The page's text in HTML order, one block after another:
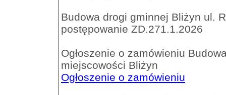
Budowa drogi gminnej Bliżyn ul.
postępowanie ZD.271.1.2026
Ogłoszenie o zamówieniu
miejscowości Bliżyn
Ogłoszenie o zamówieniu